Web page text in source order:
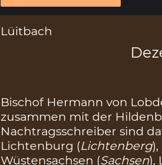
Lüitbach
Bischof Hermann von
zusammen mit der
Nachtragsschreiber sind
Lichtenburg (Lichtenberg
Wüstensachsen (Sachsen),